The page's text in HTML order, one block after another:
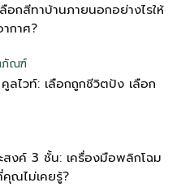
อกสีทาบ้านภายนอกอย่างไรให้
กาศ?
ภัณฑ์
ลไวท์: เลือกถูกชีวิตปัง เลือก
สงค์ 3 ชั้น: เครื่องมือพลิกโฉม
คุณไม่เคยรู้?